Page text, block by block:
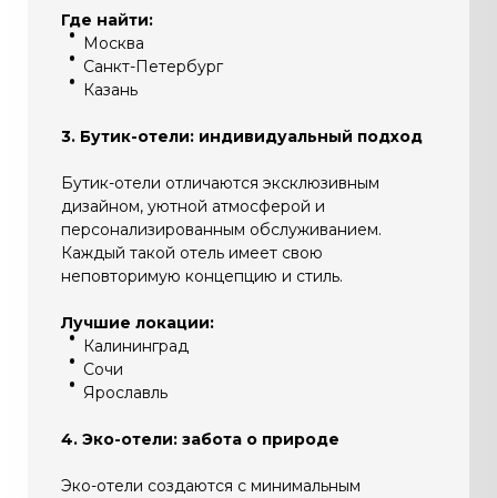
Где найти:
Москва
Санкт-Петербург
Казань
3. Бутик-отели: индивидуальный подход
Бутик-отели отличаются эксклюзивным
дизайном, уютной атмосферой и
персонализированным обслуживанием.
Каждый такой отель имеет свою
неповторимую концепцию и стиль.
Лучшие локации:
Калининград
Сочи
Ярославль
4. Эко-отели: забота о природе
Эко-отели создаются с минимальным